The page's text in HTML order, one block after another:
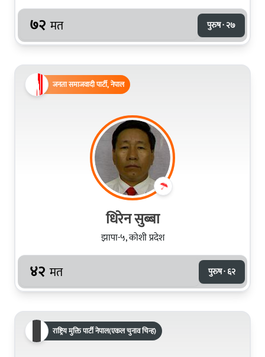
७२ मत पुरुष · २७
जनता समाजवादी पार्टी, नेपाल
धिरेन सुब्बा
झापा-५, कोशी प्रदेश
४२ मत पुरुष · ६२
राष्ट्रिय मुक्ति पार्टी नेपाल(एकल चुनाव चिन्ह)